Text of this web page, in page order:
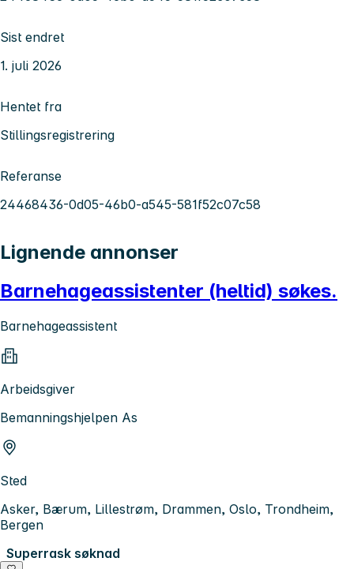
Sist endret
1. juli 2026
Hentet fra
Stillingsregistrering
Referanse
24468436-0d05-46b0-a545-581f52c07c58
Lignende annonser
Barnehageassistenter (heltid) søkes.
Barnehageassistent
Arbeidsgiver
Bemanningshjelpen As
Sted
Asker, Bærum, Lillestrøm, Drammen, Oslo, Trondheim,
Bergen
Superrask søknad